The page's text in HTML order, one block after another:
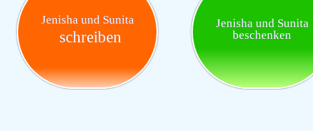
Jenisha und Sunita
schreiben
Jenisha und Sunita
beschenken